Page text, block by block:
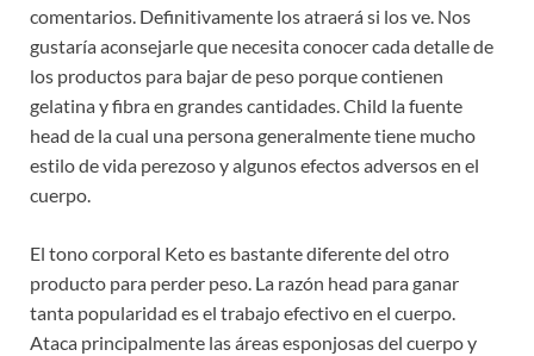
comentarios. Definitivamente los atraerá si los ve. Nos
gustaría aconsejarle que necesita conocer cada detalle de
los productos para bajar de peso porque contienen
gelatina y fibra en grandes cantidades. Child la fuente
head de la cual una persona generalmente tiene mucho
estilo de vida perezoso y algunos efectos adversos en el
cuerpo.
El tono corporal Keto es bastante diferente del otro
producto para perder peso. La razón head para ganar
tanta popularidad es el trabajo efectivo en el cuerpo.
Ataca principalmente las áreas esponjosas del cuerpo y